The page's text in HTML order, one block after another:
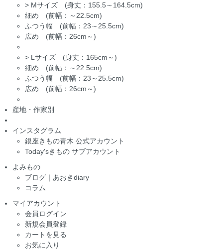
> Mサイズ (身丈：155.5～164.5cm)
細め (前幅：～22.5cm)
ふつう幅 (前幅：23～25.5cm)
広め (前幅：26cm～)
> Lサイズ (身丈：165cm～)
細め (前幅：～22.5cm)
ふつう幅 (前幅：23～25.5cm)
広め (前幅：26cm～)
産地・作家別
インスタグラム
銀座きもの青木 公式アカウント
Today'sきもの サブアカウント
よみもの
ブログ｜あおきdiary
コラム
マイアカウント
会員ログイン
新規会員登録
カートを見る
お気に入り